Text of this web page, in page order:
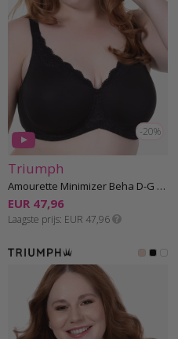
-20%
Triumph
Amourette Minimizer Beha D-G cup
EUR 47,96
Laagste prijs EUR 47,96